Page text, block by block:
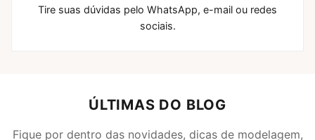
Tire suas dúvidas pelo WhatsApp, e-mail ou redes
sociais.
ÚLTIMAS DO BLOG
Fique por dentro das novidades, dicas de modelagem,